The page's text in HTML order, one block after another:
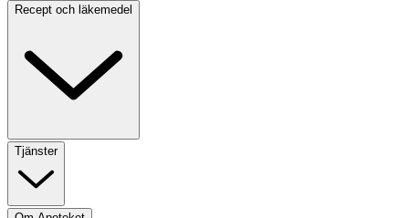
Recept och läkemedel
Tjänster